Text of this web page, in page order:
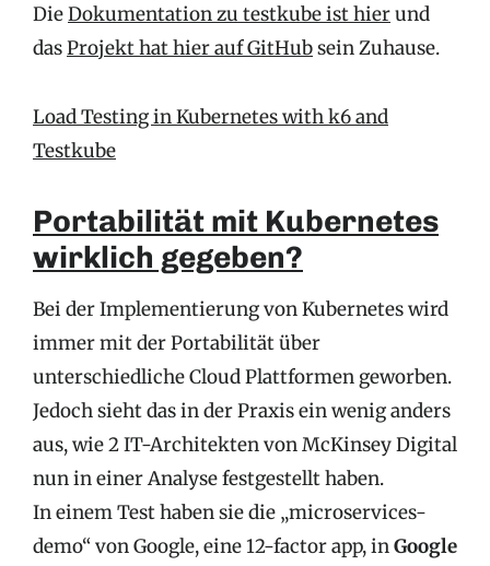
DieDokumentation zu testkube ist hierund
dasProjekt hat hier auf GitHubsein Zuhause.
Load Testing in Kubernetes with k6 and
Testkube
Portabilität mit Kubernetes
wirklich gegeben?
Bei der Implementierung von Kubernetes wird
immer mit der Portabilität über
unterschiedliche Cloud Plattformen geworben.
Jedoch sieht das in der Praxis ein wenig anders
aus, wie 2 IT-Architekten von McKinsey Digital
nun in einer Analyse festgestellt haben.
In einem Test haben sie die „microservices-
demo“ von Google, eine 12-factor app, inGoogle